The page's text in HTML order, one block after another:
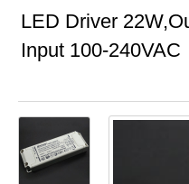
LED Driver
Input 100-240VAC